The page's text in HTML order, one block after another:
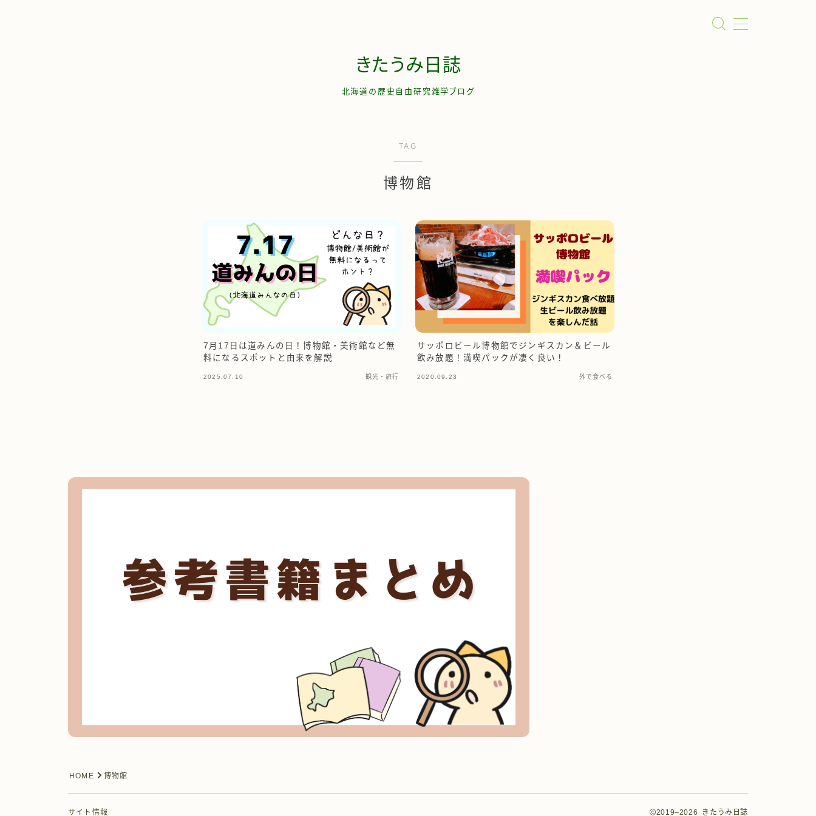
きたうみ日誌
北海道の歴史自由研究雑学ブログ
TAG
博物館
7月17日は道みんの日！博物館・美術館など無
料になるスポットと由来を解説
2025.07.10 観光・旅行
サッポロビール博物館でジンギスカン＆ビール
飲み放題！満喫パックが凄く良い！
2020.09.23 外で食べる
HOME 博物館
サイト情報 2019–2026 きたうみ日誌